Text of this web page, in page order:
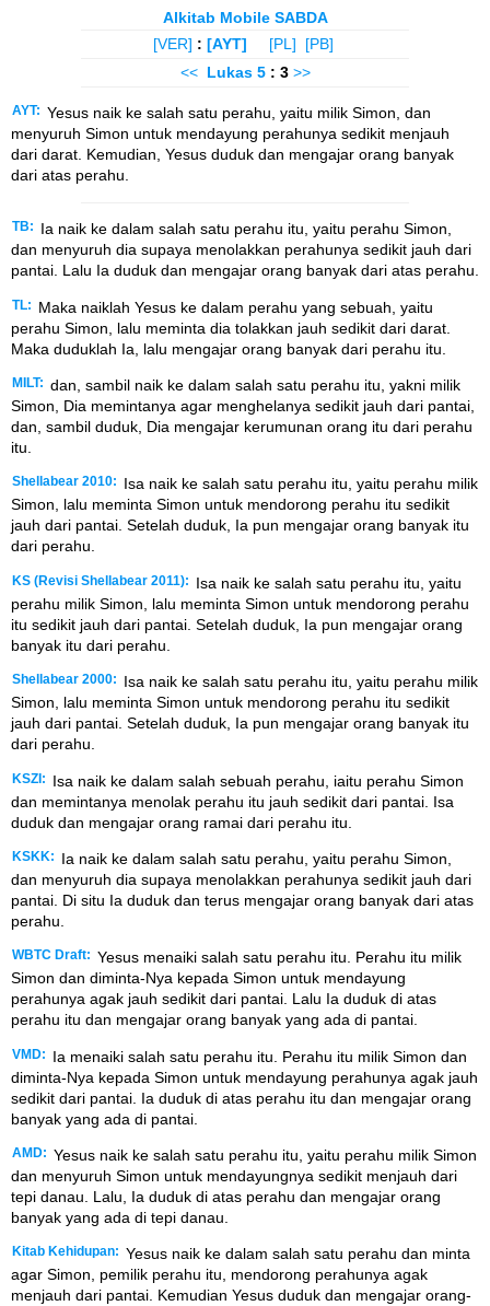
Alkitab Mobile SABDA
[VER] : [AYT] [PL]
[PB]
<< Lukas 5 : 3 >>
AYT: Yesus naik ke salah satu perahu, yaitu milik Simon, dan
menyuruh Simon untuk mendayung perahunya sedikit menjauh
dari darat. Kemudian, Yesus duduk dan mengajar orang banyak
dari atas perahu.
TB:
Ia naik ke dalam salah satu perahu itu, yaitu perahu Simon,
dan menyuruh dia supaya menolakkan perahunya sedikit jauh dari
pantai. Lalu Ia duduk dan mengajar orang banyak dari atas perahu.
TL:
Maka naiklah Yesus ke dalam perahu yang sebuah, yaitu
perahu Simon, lalu meminta dia tolakkan jauh sedikit dari darat.
Maka duduklah Ia, lalu mengajar orang banyak dari perahu itu.
MILT: dan, sambil naik ke dalam salah satu perahu itu, yakni milik
Simon, Dia memintanya agar menghelanya sedikit jauh dari pantai,
dan, sambil duduk, Dia mengajar kerumunan orang itu dari perahu
itu.
Shellabear 2010:
Isa naik ke salah satu perahu itu, yaitu perahu milik
Simon, lalu meminta Simon untuk mendorong perahu itu sedikit
jauh dari pantai. Setelah duduk, Ia pun mengajar orang banyak itu
dari perahu.
KS (Revisi Shellabear 2011):
Isa naik ke salah satu perahu itu, yaitu
perahu milik Simon, lalu meminta Simon untuk mendorong perahu
itu sedikit jauh dari pantai. Setelah duduk, Ia pun mengajar orang
banyak itu dari perahu.
Shellabear 2000:
Isa naik ke salah satu perahu itu, yaitu perahu milik
Simon, lalu meminta Simon untuk mendorong perahu itu sedikit
jauh dari pantai. Setelah duduk, Ia pun mengajar orang banyak itu
dari perahu.
KSZI:
Isa naik ke dalam salah sebuah perahu, iaitu perahu Simon
dan memintanya menolak perahu itu jauh sedikit dari pantai. Isa
duduk dan mengajar orang ramai dari perahu itu.
KSKK:
Ia naik ke dalam salah satu perahu, yaitu perahu Simon,
dan menyuruh dia supaya menolakkan perahunya sedikit jauh dari
pantai. Di situ Ia duduk dan terus mengajar orang banyak dari atas
perahu.
WBTC Draft: Yesus menaiki salah satu perahu itu. Perahu itu milik
Simon dan diminta-Nya kepada Simon untuk mendayung
perahunya agak jauh sedikit dari pantai. Lalu Ia duduk di atas
perahu itu dan mengajar orang banyak yang ada di pantai.
VMD:
Ia menaiki salah satu perahu itu. Perahu itu milik Simon dan
diminta-Nya kepada Simon untuk mendayung perahunya agak jauh
sedikit dari pantai. Ia duduk di atas perahu itu dan mengajar orang
banyak yang ada di pantai.
AMD: Yesus naik ke salah satu perahu itu, yaitu perahu milik Simon
dan menyuruh Simon untuk mendayungnya sedikit menjauh dari
tepi danau. Lalu, Ia duduk di atas perahu dan mengajar orang
banyak yang ada di tepi danau.
Kitab Kehidupan: Yesus naik ke dalam salah satu perahu dan minta
agar Simon, pemilik perahu itu, mendorong perahunya agak
menjauh dari pantai. Kemudian Yesus duduk dan mengajar orang-